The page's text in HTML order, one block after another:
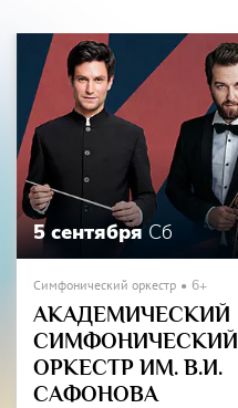
5 сентября Сб
Симфонический оркестр 6+
АКАДЕМИЧЕСКИЙ
СИМФОНИЧЕСКИЙ
ОРКЕСТР ИМ. В.И.
САФОНОВА